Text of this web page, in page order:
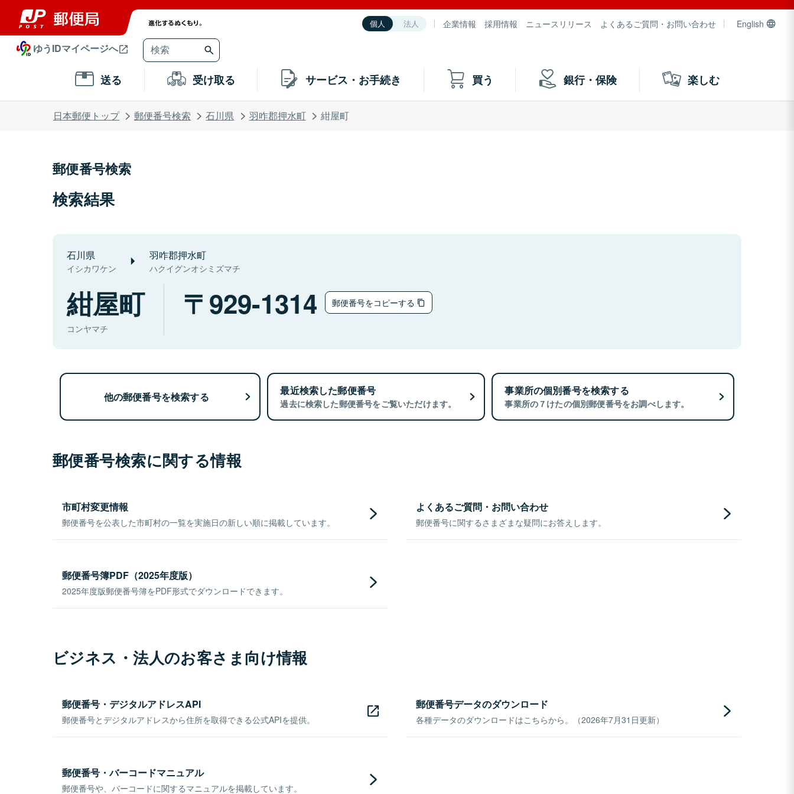
個人 法人 企業情報 採用情報 ニュースリリース よくあるご質問・お問い合わせ English
ゆうIDマイページへ
送る 受け取る サービス・お手続き 買う 銀行・保険 楽しむ
日本郵便トップ 郵便番号検索 石川県 羽咋郡押水町 紺屋町
郵便番号検索
検索結果
石川県
イシカワケン
羽咋郡押水町
ハクイグンオシミズマチ
紺屋町
コンヤマチ
929-1314 郵便番号をコピーする
他の郵便番号を検索する 最近検索した郵便番号
過去に検索した郵便番号をご覧いただけます。
事業所の個別番号を検索する
事業所の７けたの個別郵便番号をお調べします。
郵便番号検索に関する情報
市町村変更情報
郵便番号を公表した市町村の一覧を実施日の新しい順に掲載しています。
よくあるご質問・お問い合わせ
郵便番号に関するさまざまな疑問にお答えします。
郵便番号簿PDF（2025年度版）
2025年度版郵便番号簿をPDF形式でダウンロードできます。
ビジネス・法人のお客さま向け情報
郵便番号・デジタルアドレスAPI
郵便番号とデジタルアドレスから住所を取得できる公式APIを提供。
郵便番号データのダウンロード
各種データのダウンロードはこちらから。（2026年7月31日更新）
郵便番号・バーコードマニュアル
郵便番号や、バーコードに関するマニュアルを掲載しています。